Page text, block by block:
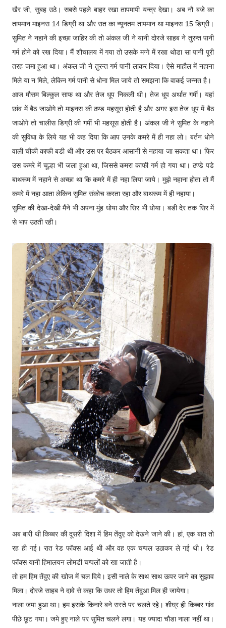
खैर जी, सुबह उठे। सबसे पहले बाहर रखा तापमापी यन्त्र देखा। अब नौ बजे का
तापमान माइनस 14 डिग्री था और रात का न्यूनतम तापमान था माइनस 15 डिग्री।
सुमित ने नहाने की इच्छा जाहिर की तो अंकल जी ने यानी दोरजे साहब ने तुरन्त पानी
गर्म होने को रख दिया। मैं शौचालय में गया तो उसके मग्गे में रखा थोडा सा पानी पूरी
तरह जमा हुआ था। अंकल जी ने तुरन्त गर्म पानी लाकर दिया। ऐसे माहौल में नहाना
मिले या न मिले, लेकिन गर्म पानी से धोना मिल जाये तो समझना कि वाकई जन्नत है।
आज मौसम बिल्कुल साफ था और तेज धूप निकली थी। तेज धूप अर्थात गर्मी। यहां
छांव में बैठ जाओगे तो माइनस की ठण्ड महसूस होती है और अगर इस तेज धूप में बैठ
जाओगे तो चालीस डिग्री की गर्मी भी महसूस होती है। अंकल जी ने सुमित के नहाने
की सुविधा के लिये यह भी कह दिया कि आप उनके कमरे में ही नहा लो। बर्तन धोने
वाली चौकी काफी बडी थी और उस पर बैठकर आसानी से नहाया जा सकता था। फिर
उस कमरे में चूल्हा भी जला हुआ था, जिससे कमरा काफी गर्म हो गया था। ठण्डे पडे
बाथरूम में नहाने से अच्छा था कि कमरे में ही नहा लिया जाये। मुझे नहाना होता तो मैं
कमरे में नहा आता लेकिन सुमित संकोच करता रहा और बाथरूम में ही नहाया।
सुमित की देखा-देखी मैंने भी अपना मुंह धोया और सिर भी धोया। बडी देर तक सिर में
से भाप उठती रही।
अब बारी थी किब्बर की दूसरी दिशा में हिम तेंदुए को देखने जाने की। हां, एक बात तो
रह ही गई। रात रेड फॉक्स आई थी और वह एक चप्पल उठाकर ले गई थी। रेड
फॉक्स यानी हिमालयन लोमडी चप्पलों को खा जाती है।
तो हम हिम तेंदुए की खोज में चल दिये। इसी नाले के साथ साथ ऊपर जाने का सुझाव
मिला। दोरजे साहब ने दावे से कहा कि उधर तो हिम तेंदुआ मिल ही जायेगा।
नाला जमा हुआ था। हम इसके किनारे बने रास्ते पर चलते रहे। शीघ्र ही किब्बर गांव
पीछे छूट गया। जमे हुए नाले पर सुमित चलने लगा। यह ज्यादा चौडा नाला नहीं था।